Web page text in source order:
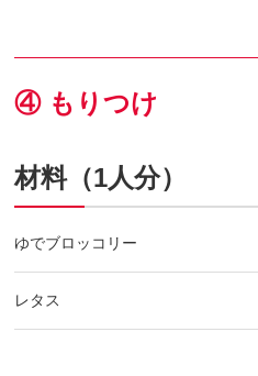
④ もりつけ
材料（1人分）
ゆでブロッコリー
レタス